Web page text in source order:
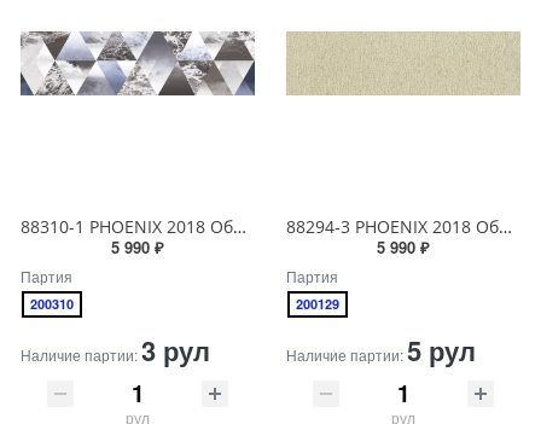
88310-1 PHOENIX 2018 Обои виниловые на бумажной основе 1.06*15.6
5 990 ₽
Партия
200310
Наличие партии:3 рул
рул
88294-3 PHOENIX 2018 Обои виниловые на бумажной основе 1.06*15.6
5 990 ₽
Партия
200129
Наличие партии:5 рул
рул